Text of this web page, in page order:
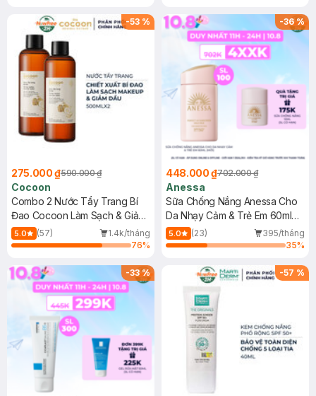
-53 %
275.000 ₫590.000 ₫
Cocoon
Combo 2 Nước Tẩy Trang Bí
Đao Cocoon Làm Sạch & Giảm
Dầu 500ml
5.0 (57)
1.4k/tháng
76%
-36%
448.000 ₫702.000 ₫
Anessa
Sữa Chống Nắng Anessa Cho
Da Nhạy Cảm & Trẻ Em 60ml
(Mới)
5.0 (23)
395/tháng
35%
-33% -57 %